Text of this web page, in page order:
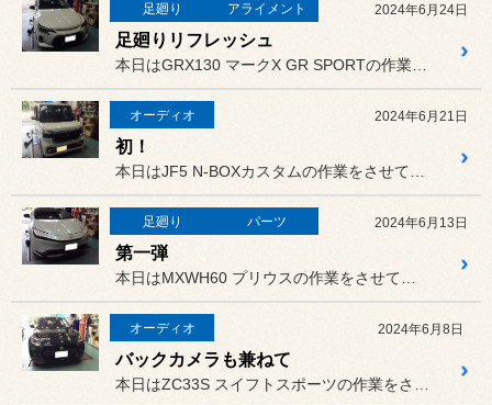
足廻り アライメント 2024年6月24日
足廻りリフレッシュ
オーディオ 2024年6月21日
初！
足廻り パーツ 2024年6月13日
第一弾
オーディオ 2024年6月8日
バックカメラも兼ねて